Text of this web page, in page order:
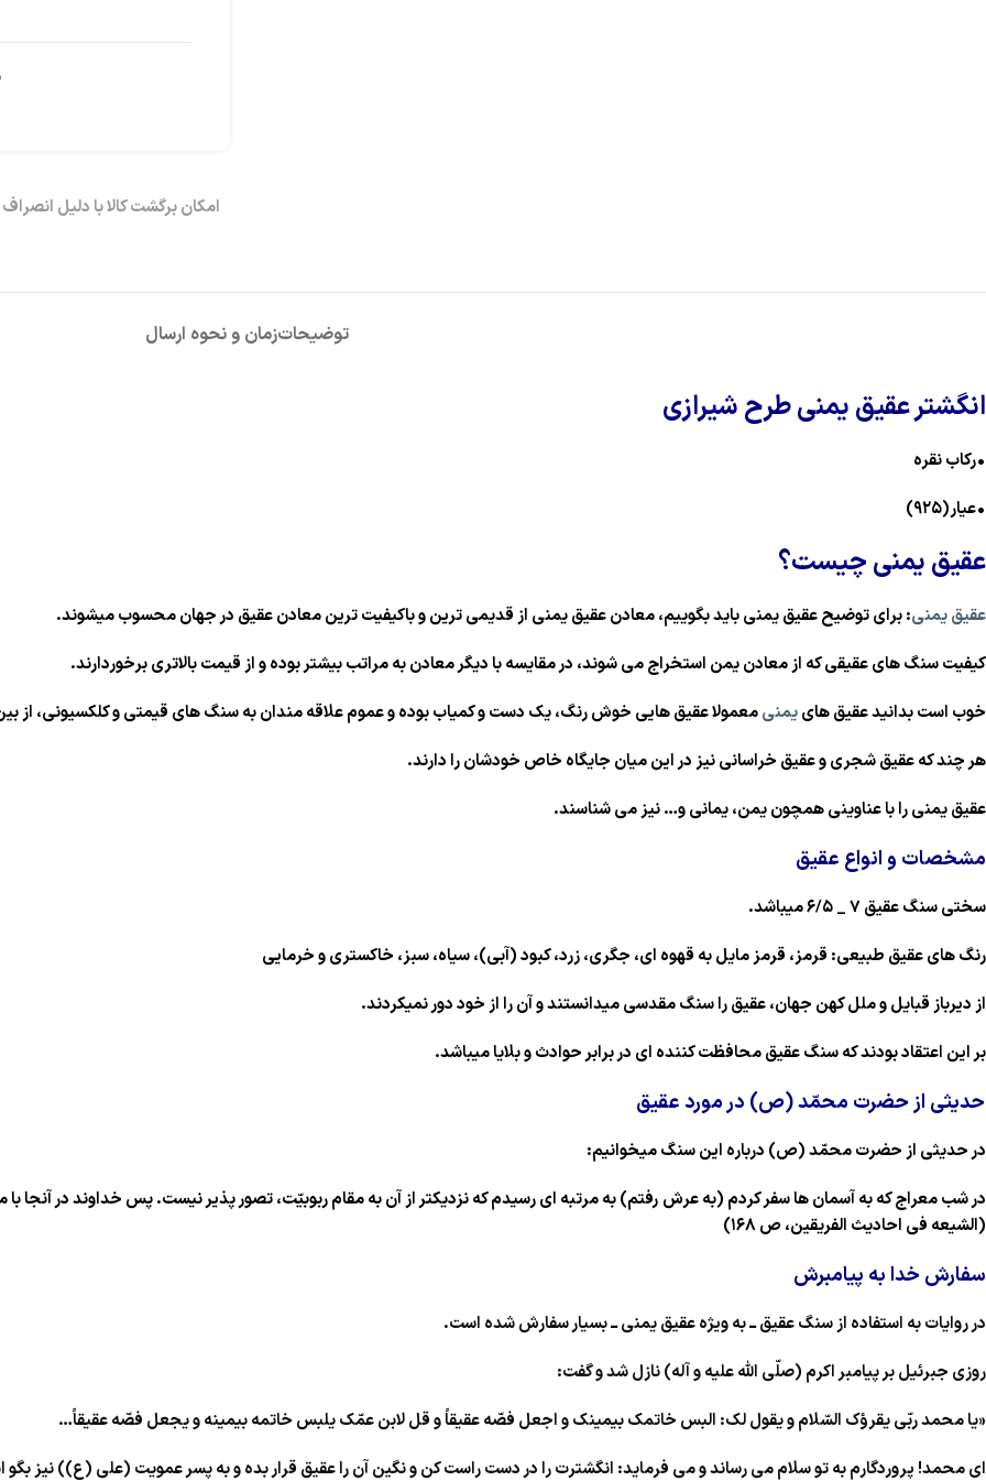
توضیحاتزمان و نحوه ارسال
انگشتر عقیق یمنی طرح شیرازی
•رکاب نقره
•عیار(۹۲۵)
عقیق یمنی چیست؟
عقیق یمنی: برای توضیح عقیق یمنی باید بگوییم، معادن عقیق یمنی از قدیمی ترین و باکیفیت ترین معادن عقیق در جهان محسوب میشوند.
کیفیت سنگ های عقیقی که از معادن یمن استخراج می شوند، در مقایسه با دیگر معادن به مراتب بیشتر بوده و از قیمت بالاتری برخوردارند.
خوب است بدانید عقیق هاییمنیمعمولا عقیق هایی خوش رنگ، یک دست و کمیاب بوده و عموم علاقه مندان به سنگ های قیمتی و کلکسیونى، از
هر چند که عقیق شجری و عقیق خراسانی نیز در این میان جایگاه خاص خودشان را دارند.
عقیق یمنی را با عناوینی همچون یمن، یمانی و… نیز می شناسند.
مشخصات و انواع عقیق
سختی سنگ عقیق ۷ _ ۶/۵ میباشد.
رنگ های عقیق طبیعی: قرمز، قرمز مایل به قهوه ای، جگری، زرد، کبود (آبی)، سیاه، سبز، خاکستری و خرمایی
از دیرباز قبایل و ملل کهن جهان، عقیق را سنگ مقدسی میدانستند و آن را از خود دور نمیکردند.
بر این اعتقاد بودند که سنگ عقیق محافظت کننده ای در برابر حوادث و بلایا میباشد.
حدیثی از حضرت محمّد (ص) در مورد عقیق
در حدیثی از حضرت محمّد (ص) درباره این سنگ میخوانیم:
در شب معراج که به آسمان ها سفر کردم (به عرش رفتم) به مرتبه ای رسیدم که نزدیکتر از آن به مقام ربوبیّت، تصور پذیر نیست. پس خداوند در آنجا
(الشیعه فی احادیث الفریقین، ص ۱۶۸)
سفارش خدا به پیامبرش
در روایات به استفاده از سنگ عقیق ــ به ویژه عقیق یمنی ــ بسیار سفارش شده است.
روزی جبرئیل بر پیامبر اکرم (صلّی الله علیه و آله) نازل شد و گفت:
«یا محمد ربّی یقرؤک السّلام و یقول لک: البس خاتمک بیمینک و اجعل فصّه عقیقاً و قل لابن عمّک یلبس خاتمه بیمینه و یجعل فصّه عقیقاً…
ای محمد! پروردگارم به تو سلام می رساند و می فرماید: انگشترت را در دست راست کن و نگین آن را عقیق قرار بده و به پسر عمویت (علی (ع)) نیز